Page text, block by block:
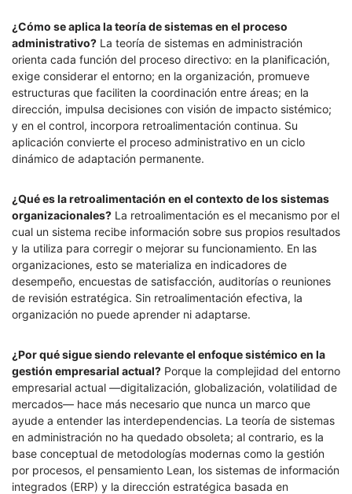
¿Cómo se aplica la teoría de sistemas en el proceso
administrativo? La teoría de sistemas en administración
orienta cada función del proceso directivo: en la planificación,
exige considerar el entorno; en la organización, promueve
estructuras que faciliten la coordinación entre áreas; en la
dirección, impulsa decisiones con visión de impacto sistémico;
y en el control, incorpora retroalimentación continua. Su
aplicación convierte el proceso administrativo en un ciclo
dinámico de adaptación permanente.
¿Qué es la retroalimentación en el contexto de los sistemas
organizacionales? La retroalimentación es el mecanismo por el
cual un sistema recibe información sobre sus propios resultados
y la utiliza para corregir o mejorar su funcionamiento. En las
organizaciones, esto se materializa en indicadores de
desempeño, encuestas de satisfacción, auditorías o reuniones
de revisión estratégica. Sin retroalimentación efectiva, la
organización no puede aprender ni adaptarse.
¿Por qué sigue siendo relevante el enfoque sistémico en la
gestión empresarial actual? Porque la complejidad del entorno
empresarial actual —digitalización, globalización, volatilidad de
mercados— hace más necesario que nunca un marco que
ayude a entender las interdependencias. La teoría de sistemas
en administración no ha quedado obsoleta; al contrario, es la
base conceptual de metodologías modernas como la gestión
por procesos, el pensamiento Lean, los sistemas de información
integrados (ERP) y la dirección estratégica basada en